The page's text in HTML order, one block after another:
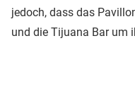
jedoch, dass das
und die Tijuana Bar um